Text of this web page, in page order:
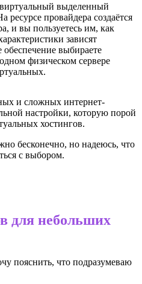
выделенный
ресурсе провайдера создаётся
и вы пользуетесь им, как
зависят
выбираете
физическом сервере
и сложных интернет-
настройки, которую порой
хостингов.
бесконечно, но надеюсь, что
с выбором.
для небольших
пояснить, что подразумеваю